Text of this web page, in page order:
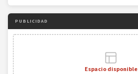
PUBLICIDAD
Espacio disponible